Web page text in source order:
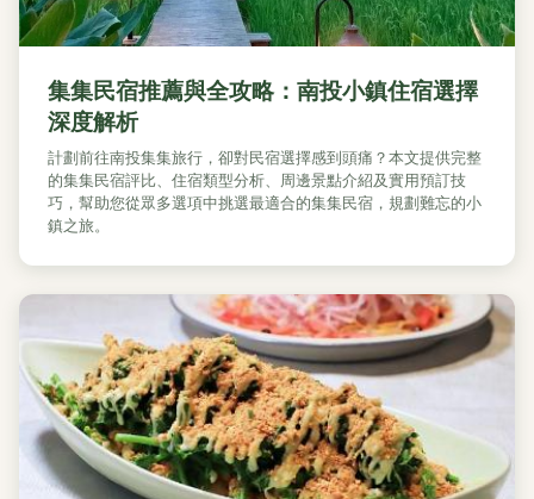
集集民宿推薦與全攻略：南投小鎮住宿選擇
深度解析
計劃前往南投集集旅行，卻對民宿選擇感到頭痛？本文提供完整
的集集民宿評比、住宿類型分析、周邊景點介紹及實用預訂技
巧，幫助您從眾多選項中挑選最適合的集集民宿，規劃難忘的小
鎮之旅。